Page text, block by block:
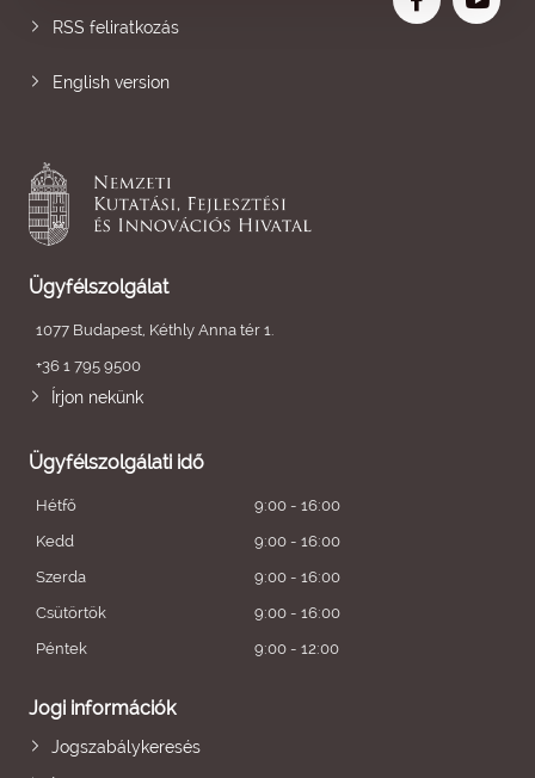
RSS feliratkozás
English version
Ügyfélszolgálat
1077 Budapest, Kéthly Anna tér 1.
+36 1 795 9500
Írjon nekünk
Ügyfélszolgálati idő
Hétfő
9:00 - 16:00
Kedd
9:00 - 16:00
Szerda
9:00 - 16:00
Csütörtök
9:00 - 16:00
Péntek
9:00 - 12:00
Jogi információk
Jogszabálykeresés